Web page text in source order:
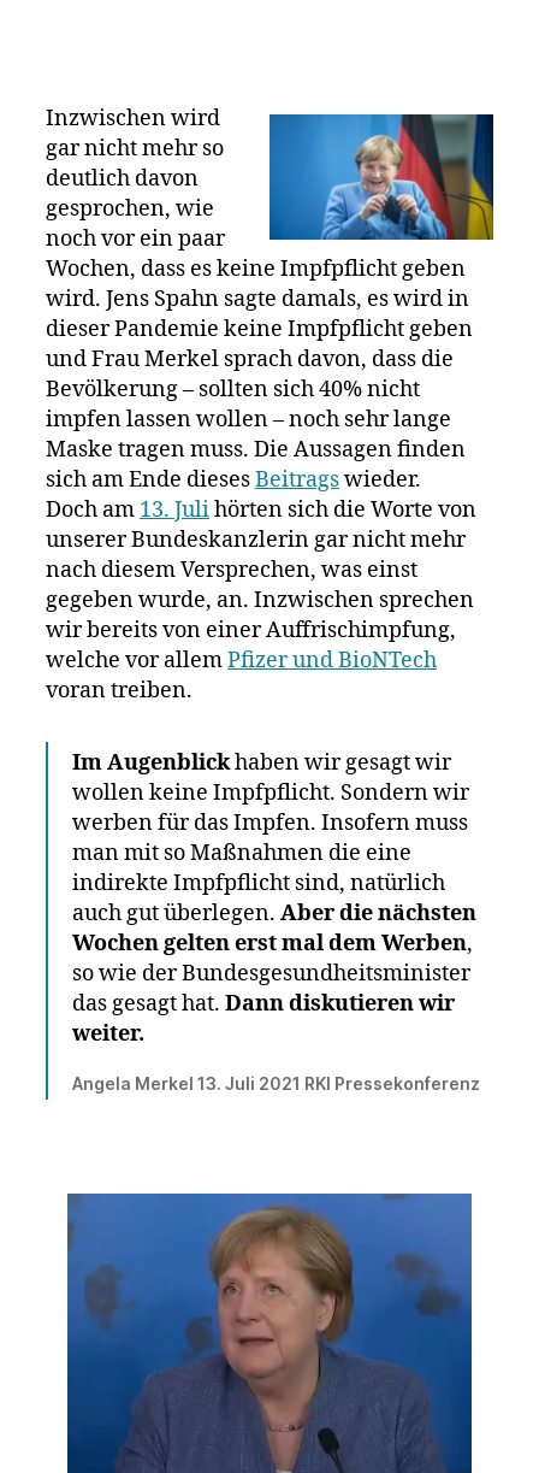
Merkel
„noch“
keine
Impfpflicht
–
zunächst
soll
nur
dafür
geworben
Inzwischen wird
gar nicht mehr so
deutlich davon
gesprochen, wie
noch vor ein paar
Wochen, dass es keine Impfpflicht geben
wird. Jens Spahn sagte damals, es wird in
dieser Pandemie keine Impfpflicht geben
und Frau Merkel sprach davon, dass die
Bevölkerung – sollten sich 40% nicht
impfen lassen wollen – noch sehr lange
Maske tragen muss. Die Aussagen finden
sich am Ende diesesBeitragswieder.
Doch am 13. Julihörten sich die Worte von
unserer Bundeskanzlerin gar nicht mehr
nach diesem Versprechen, was einst
gegeben wurde, an. Inzwischen sprechen
wir bereits von einer Auffrischimpfung,
welche vor allemPfizer und BioNTech
voran treiben.
Im Augenblickhaben wir gesagt wir
wollen keine Impfpflicht. Sondern wir
werben für das Impfen. Insofern muss
man mit so Maßnahmen die eine
indirekte Impfpflicht sind, natürlich
auch gut überlegen. Aber die nächsten
Wochen gelten erst mal dem Werben,
so wie der Bundesgesundheitsminister
das gesagt hat. Dann diskutieren wir
weiter.
Angela Merkel 13. Juli 2021 RKI Pressekonferenz